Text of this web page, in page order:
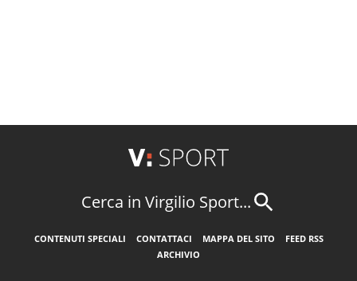
Cerca in Virgilio Sport...
CONTENUTI SPECIALI CONTATTACI MAPPA DEL SITO
FEED RSS
ARCHIVIO